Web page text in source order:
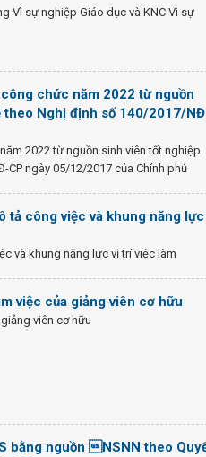
Vì sự nghiệp Giáo dục và KNC Vì sự
chức năm 2022 từ nguồn
theo Nghị định số 140/2017/
2022 từ nguồn sinh viên tốt nghiệp
ngày 05/12/2017 của Chính phủ
tả công việc và khung năng
và khung năng lực vị trí việc làm
việc của giảng viên cơ hữu
viên cơ hữu
nguồn NSNN theo